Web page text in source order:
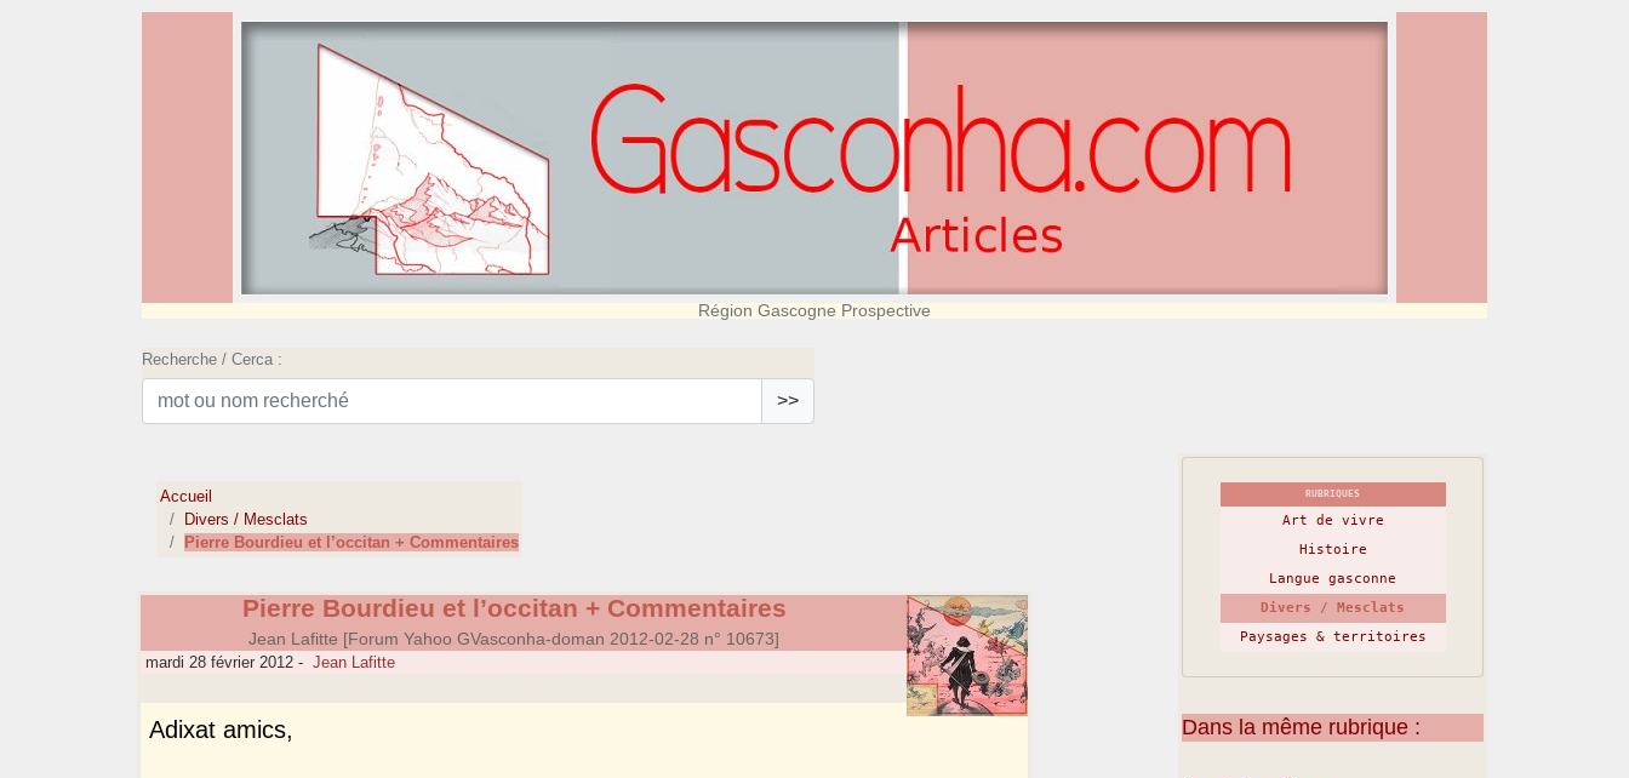
Région Gascogne Prospective
Recherche / Cerca :
>>
Accueil
Divers / Mesclats
Pierre Bourdieu et l’occitan + Commentaires
Pierre Bourdieu et l’occitan + Commentaires
Jean Lafitte [Forum Yahoo GVasconha-doman 2012-02-28 n° 10673]
mardi 28 février 2012 - Jean Lafitte
Adixat amics,
RUBRIQUES
Art de vivre
Histoire
Langue gasconne
Divers / Mesclats
Paysages & territoires
Dans la même rubrique :